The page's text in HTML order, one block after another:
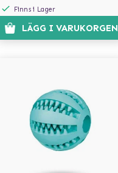
Finns i Lager
LÄGG I VARUKORGEN